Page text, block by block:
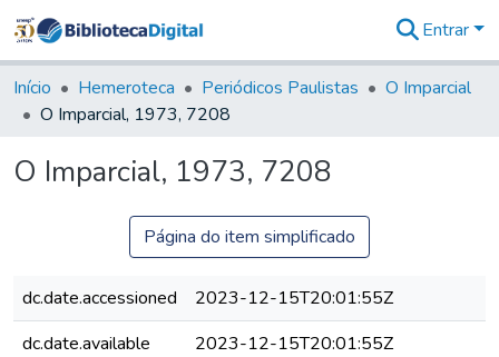
&
Coleções
Tudo na
Digital
Entrar
Início Hemeroteca Periódicos Paulistas
O Imparcial
O Imparcial, 1973, 7208
O Imparcial, 1973, 7208
Página do item simplificado
dc.date.accessioned
2023-12-15T20:01:55Z
dc.date.available
2023-12-15T20:01:55Z